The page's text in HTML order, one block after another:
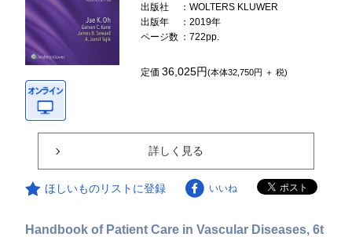
出版社
：WOLTERS KLUWER
出版年
：2019年
ページ数 ：722pp.
定価36,025円(本体32,750円 ＋ 税)
詳しく見る
ほしいものリストに登録 いいね
Handbook of Patient Care in Vascular Diseases, 6t